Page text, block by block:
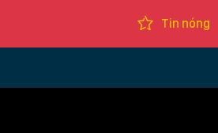
Tin nóng